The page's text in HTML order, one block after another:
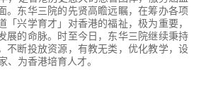
。东华三院的先贤高瞻远瞩，在筹办各项
「兴学育才」对香港的福祉，极为重要，
展的命脉。时至今日，东华三院继续秉持
不断投放资源，有教无类，优化教学，设
、为香港培育人才。